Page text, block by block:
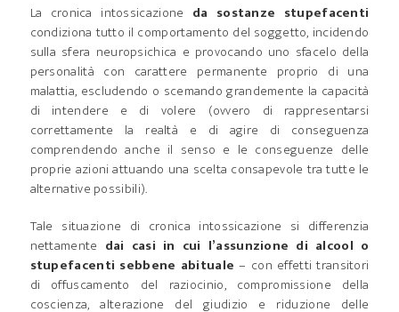
La cronica intossicazione da sostanze stupefacenti
condiziona tutto il comportamento del soggetto, incidendo
sulla sfera neuropsichica e provocando uno sfacelo della
personalità con carattere permanente proprio di una
malattia, escludendo o scemando grandemente la capacità
di intendere e di volere (ovvero di rappresentarsi
correttamente la realtà e di agire di conseguenza
comprendendo anche il senso e le conseguenze delle
proprie azioni attuando una scelta consapevole tra tutte le
alternative possibili).
Tale situazione di cronica intossicazione si differenzia
nettamente dai casi in cui l’assunzione di alcool o
stupefacenti sebbene abituale – con effetti transitori
di offuscamento del raziocinio, compromissione della
coscienza, alterazione del giudizio e riduzione delle